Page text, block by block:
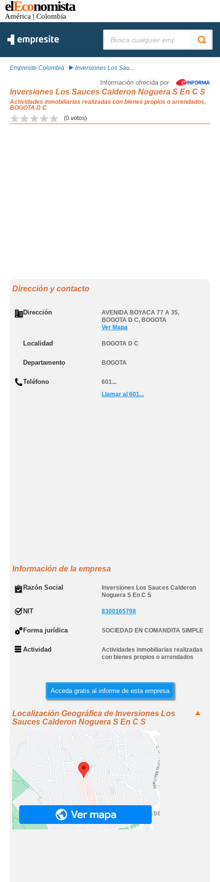
elEconomista
América | Colombia
Empresite Colombia Inversiones Los Sau...
Información ofrecida por
Inversiones Los Sauces Calderon Noguera S En C S
Actividades inmobiliarias realizadas con bienes propios o arrendados,
BOGOTA D C
(0 votos)
Dirección y contacto
Dirección AVENIDA BOYACA 77 A 35,
BOGOTA D C, BOGOTA
Ver Mapa
Localidad BOGOTA D C
Departamento BOGOTA
Teléfono
601...
Llamar al 601...
Información de la empresa
Razón Social
Inversiones Los Sauces Calderon
Noguera S En C S
NIT 8300165708
Forma jurídica SOCIEDAD EN COMANDITA SIMPLE
Actividad
Actividades inmobiliarias realizadas
con bienes propios o arrendados
Acceda gratis al informe de esta empresa
Localización Geográfica de Inversiones Los
Sauces Calderon Noguera S En C S